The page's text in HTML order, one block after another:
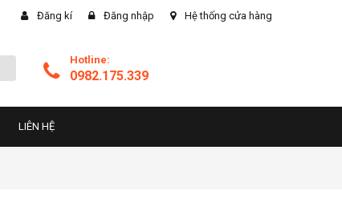
Đăng kí Đăng nhập Hệ thống cửa hàng
Hotline:
0982.175.339
LIÊN HỆ